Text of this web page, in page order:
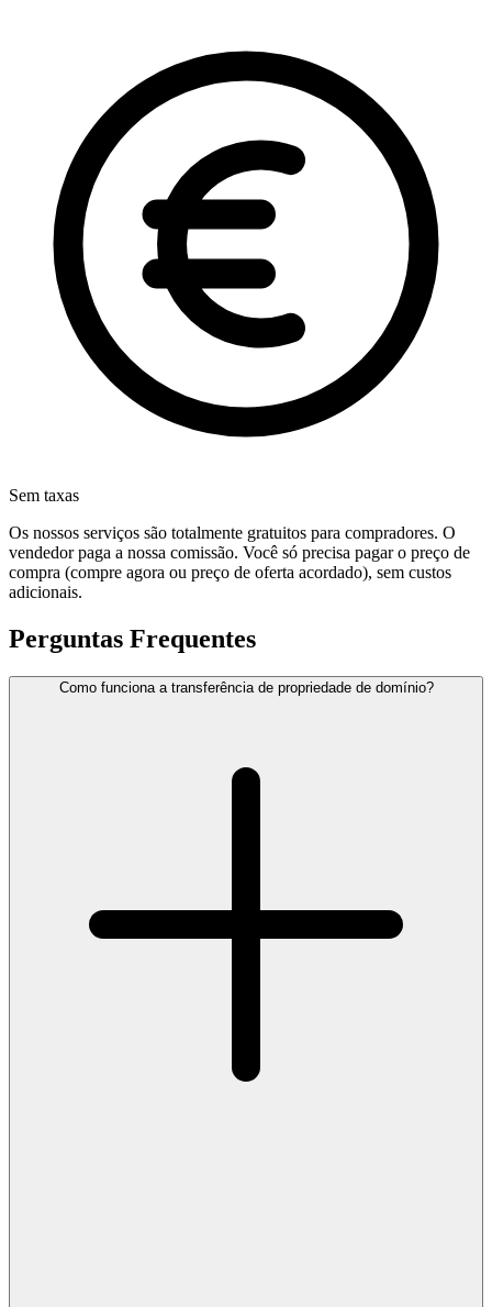
Sem taxas
Os nossos serviços são totalmente gratuitos para compradores. O
vendedor paga a nossa comissão. Você só precisa pagar o preço de
compra (compre agora ou preço de oferta acordado), sem custos
adicionais.
Perguntas Frequentes
Como funciona a transferência de propriedade de domínio?